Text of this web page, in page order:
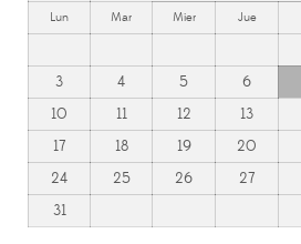
Lun Mar Mier Jue
3
4 5 6
10
11 12 13
17
18 19 20
24
25 26 27
31